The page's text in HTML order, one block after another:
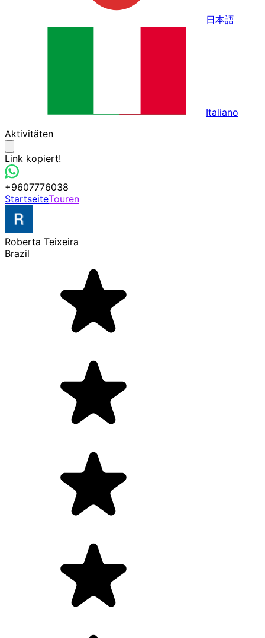
日本語
Italiano
Aktivitäten
Link kopiert!
+9607776038
StartseiteTouren
Roberta Teixeira
Brazil